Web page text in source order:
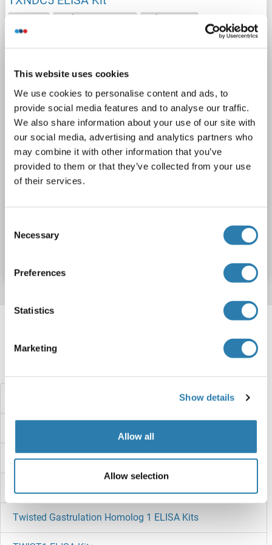
This website uses cookies
We use cookies to personalise content and ads, to
provide social media features and to analyse our traffic.
We also share information about your use of our site with
our social media, advertising and analytics partners who
may combine it with other information that you’ve
provided to them or that they’ve collected from your use
of their services.
Selection
Necessary
Preferences
Statistics
Marketing
Show details
Allow all
Allow selection
Sandwich ELISA
Produktnummer ABIN853091
Target information, Synonyms, Latest
TXN ELISA Kits
Twisted Gastrulation Homolog 1 ELISA Kits